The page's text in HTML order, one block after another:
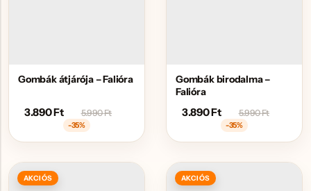
Gombák átjárója – Falióra
3.890Ft 5.990Ft
-35%
Gombák birodalma –
Falióra
3.890Ft 5.990Ft
-35%
AKCIÓS AKCIÓS